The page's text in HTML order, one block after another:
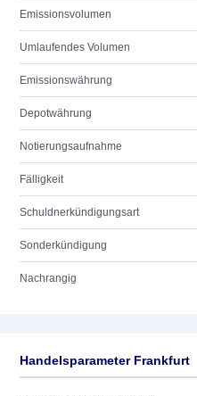
Emissionsvolumen
Umlaufendes Volumen
Emissionswährung
Depotwährung
Notierungsaufnahme
Fälligkeit
Schuldnerkündigungsart
Sonderkündigung
Nachrangig
Handelsparameter Frankfurt